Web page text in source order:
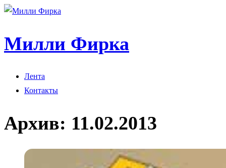
Милли Фирка
Лента
Контакты
Архив: 11.02.2013